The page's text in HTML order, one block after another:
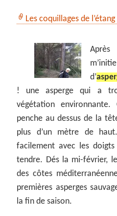
Les coquillages de
d’
! une asperge qui a
végétation
penche au dessus de la
plus d’un mètre de
facilement avec les doigts
tendre. Dés la mi-février,
des côtes
premières asperges
la fin de saison.